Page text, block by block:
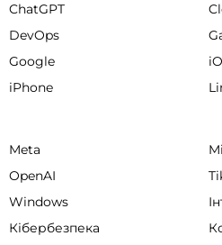
ChatGPT
DevOps
Google
iPhone
Meta
OpenAI
Windows
Кібербезпека